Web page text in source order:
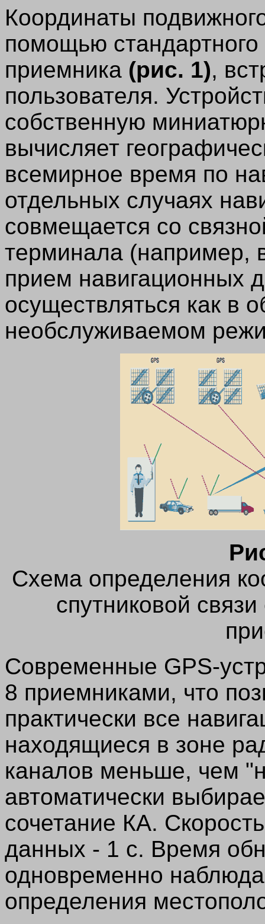
Координаты
помощью стандартного
приемника (рис. 1),
пользователя.
собственную
вычисляет
всемирное время по
отдельных случаях
совмещается со
терминала (например,
прием навигационных
осуществляться как в
необслуживаемом
Схема определения
спутниковой
Современные GPS-
8 приемниками, что
практически все
находящиеся в зоне
каналов меньше, чем
автоматически
сочетание КА.
данных - 1 с. Время
одновременно
определения